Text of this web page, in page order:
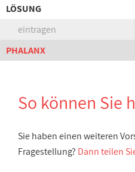
LÖSUNG
eintragen
PHALANX
So können Sie
Sie haben einen weiteren
Fragestellung? Dann teilen